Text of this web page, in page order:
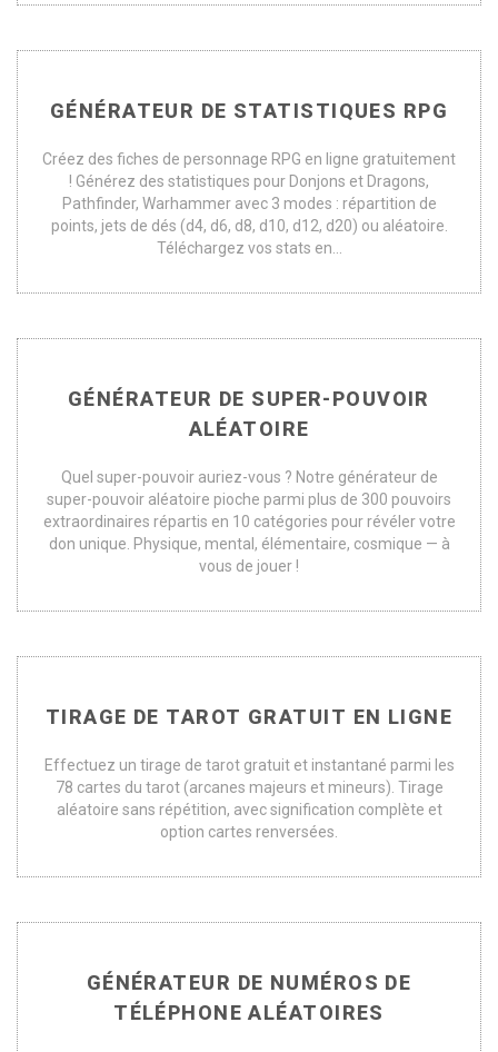
GÉNÉRATEUR DE STATISTIQUES RPG
Créez des fiches de personnage RPG en ligne gratuitement
! Générez des statistiques pour Donjons et Dragons,
Pathfinder, Warhammer avec 3 modes : répartition de
points, jets de dés (d4, d6, d8, d10, d12, d20) ou aléatoire.
Téléchargez vos stats en...
GÉNÉRATEUR DE SUPER-POUVOIR
ALÉATOIRE
Quel super-pouvoir auriez-vous ? Notre générateur de
super-pouvoir aléatoire pioche parmi plus de 300 pouvoirs
extraordinaires répartis en 10 catégories pour révéler votre
don unique. Physique, mental, élémentaire, cosmique — à
vous de jouer !
TIRAGE DE TAROT GRATUIT EN LIGNE
Effectuez un tirage de tarot gratuit et instantané parmi les
78 cartes du tarot (arcanes majeurs et mineurs). Tirage
aléatoire sans répétition, avec signification complète et
option cartes renversées.
GÉNÉRATEUR DE NUMÉROS DE
TÉLÉPHONE ALÉATOIRES